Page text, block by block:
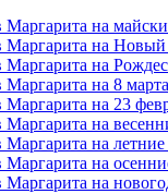
Маргарита на
Маргарита на Новый
Маргарита на
на 8
на 23
Маргарита на
Маргарита на
Маргарита на
Маргарита на